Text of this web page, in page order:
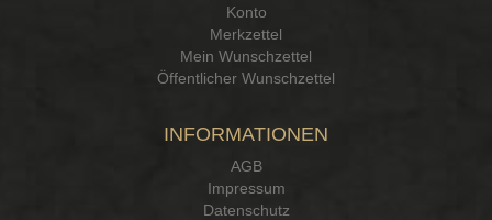
Konto
Merkzettel
Mein Wunschzettel
Öffentlicher Wunschzettel
INFORMATIONEN
AGB
Impressum
Datenschutz